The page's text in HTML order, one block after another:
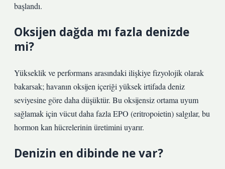
başlandı.
Oksijen dağda mı fazla denizde
mi?
Yükseklik ve performans arasındaki ilişkiye fizyolojik olarak
bakarsak; havanın oksijen içeriği yüksek irtifada deniz
seviyesine göre daha düşüktür. Bu oksijensiz ortama uyum
sağlamak için vücut daha fazla EPO (eritropoietin) salgılar, bu
hormon kan hücrelerinin üretimini uyarır.
Denizin en dibinde ne var?